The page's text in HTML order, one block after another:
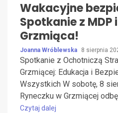
Wakacyjne
Spotkanie z MDP i
Grzmiąca!
Joanna Wróblewska 8 sierpnia
Spotkanie z Ochotniczą
Grzmiącej: Edukacja i
Wszystkich W sobotę, 8
Ryneczku w Grzmiącej
Czytaj dalej